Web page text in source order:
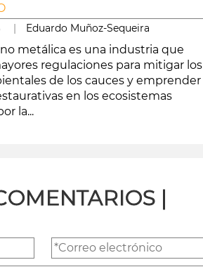
| Eduardo Muñoz-Sequeira
metálica es una industria que
regulaciones para mitigar los
de los cauces y emprender
en los ecosistemas
la...
|